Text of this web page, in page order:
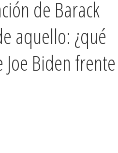
de Barack
aquello: ¿qué
Biden frente